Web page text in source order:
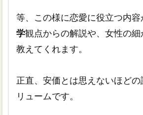
等、この様に恋愛に役立つ内
学観点からの解説や、女性の細
教えてくれます。
正直、安価とは思えないほど
リュームです。